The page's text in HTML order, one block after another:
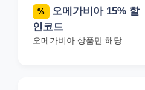
%
오메가비아 15% 할
인코드
오메가비아 상품만 해당